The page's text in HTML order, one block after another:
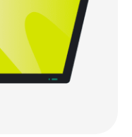
연결을 이용해 보